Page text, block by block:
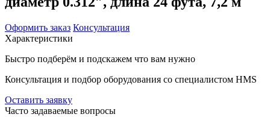
Оформить заказ Консультация
Характеристики
Быстро подберём и подскажем что вам нужно
Консультация и подбор оборудования со специалистом HMS
Оставить заявку
Часто задаваемые вопросы